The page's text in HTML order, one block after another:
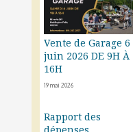
Vente de Garage 6
juin 2026 DE 9H À
16H
19 mai 2026
Rapport des
dépenses